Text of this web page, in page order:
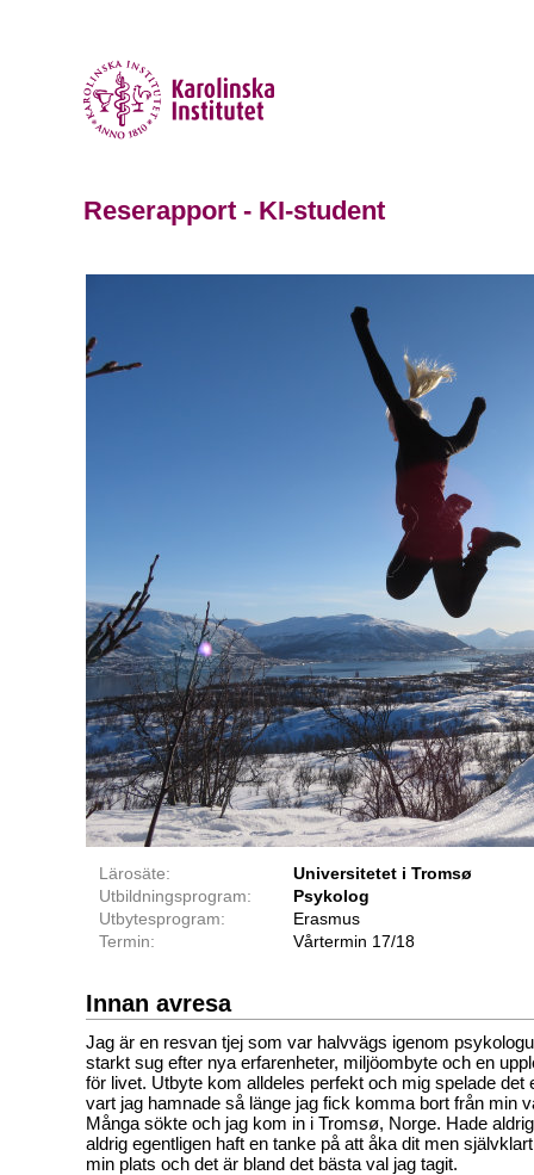
Reserapport - KI-student
Lärosäte:
Universitetet i Tromsø
Utbildningsprogram:
Psykolog
Utbytesprogram:
Erasmus
Termin:
Vårtermin 17/18
Innan avresa
Jag är en resvan tjej som var halvvägs igenom
starkt sug efter nya erfarenheter, miljöombyte och en
för livet. Utbyte kom alldeles perfekt och mig spelade det
vart jag hamnade så länge jag fick komma bort från min
Många sökte och jag kom in i Tromsø, Norge. Hade
aldrig egentligen haft en tanke på att åka dit men
min plats och det är bland det bästa val jag tagit.